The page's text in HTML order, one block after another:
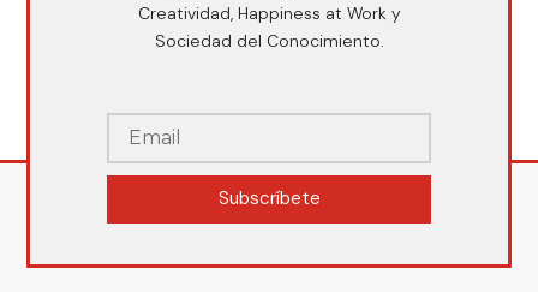
Creatividad, Happiness at Work y
Sociedad del Conocimiento.
Subscríbete